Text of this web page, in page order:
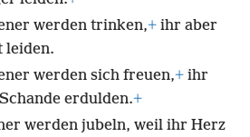
werden trinken,+ ihr aber
leiden.
werden sich freuen,+ ihr
erdulden.+
werden jubeln, weil ihr Herz